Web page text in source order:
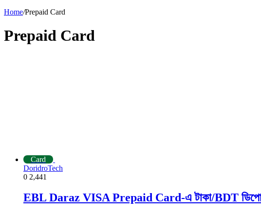
Home/Prepaid Card
Prepaid Card
Card
DoridroTech
0 2,441
EBL Daraz VISA Prepaid Card-এ টাকা/BDT